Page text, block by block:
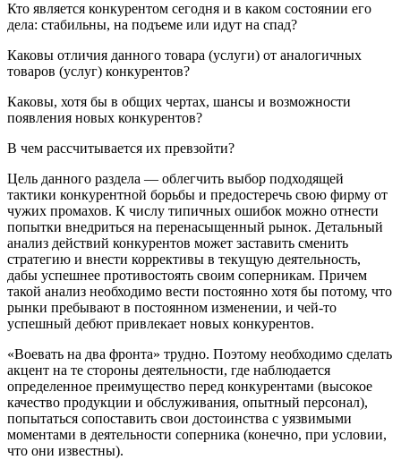
Кто является конкурентом сегодня и в каком состоянии его
дела: стабильны, на подъеме или идут на спад?
Каковы отличия данного товара (услуги) от аналогичных
товаров (услуг) конкурентов?
Каковы, хотя бы в общих чертах, шансы и возможности
появления новых конкурентов?
В чем рассчитывается их превзойти?
Цель данного раздела — облегчить выбор подходящей
тактики конкурентной борьбы и предостеречь свою фирму от
чужих промахов. К числу типичных ошибок можно отнести
попытки внедриться на перенасыщенный рынок. Детальный
анализ действий конкурентов может заставить сменить
стратегию и внести коррективы в текущую деятельность,
дабы успешнее противостоять своим соперникам. Причем
такой анализ необходимо вести постоянно хотя бы потому, что
рынки пребывают в постоянном изменении, и чей-то
успешный дебют привлекает новых конкурентов.
«Воевать на два фронта» трудно. Поэтому необходимо сделать
акцент на те стороны деятельности, где наблюдается
определенное преимущество перед конкурентами (высокое
качество продукции и обслуживания, опытный персонал),
попытаться сопоставить свои достоинства с уязвимыми
моментами в деятельности соперника (конечно, при условии,
что они известны).